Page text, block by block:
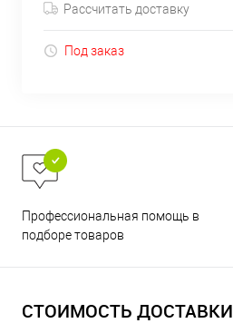
Рассчитать доставку
Под заказ
Профессиональная помощь в
подборе товаров
СТОИМОСТЬ ДОСТАВКИ